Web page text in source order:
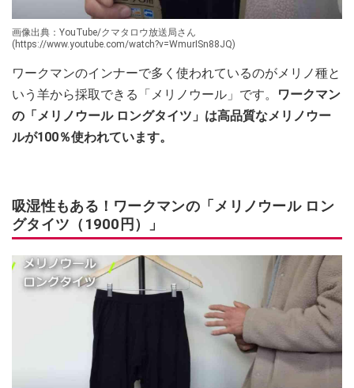
画像出典：YouTube/クマタロウ放送局さん
(https://www.youtube.com/watch?v=WmurISn88JQ)
ワークマンのインナーで多く使われているのがメリノ種と
いう羊から採取できる「メリノウール」です。
ワークマン
の「メリノウール ロングタイツ」は高品質なメリノウー
ルが100％使われています。
吸湿性もある！ワークマンの「メリノウール ロン
グタイツ（1900円）」